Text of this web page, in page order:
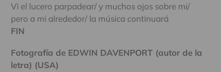
Vi el lucero parpadear/ y muchos ojos sobre mi/
pero a mi alrededor/ la música continuará
FIN
Fotografía de EDWIN DAVENPORT (autor de la
letra) (USA)